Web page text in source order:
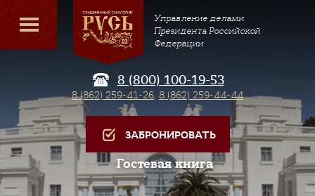
Управление делами
Президента Российской
Федерации
8 (800) 100-19-53
8 (862) 259-41-26, 8 (862) 259-44-44
ЗАБРОНИРОВАТЬ
Гостевая книга